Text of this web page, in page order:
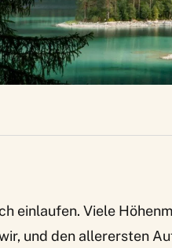
einlaufen. Viele
und den allerersten